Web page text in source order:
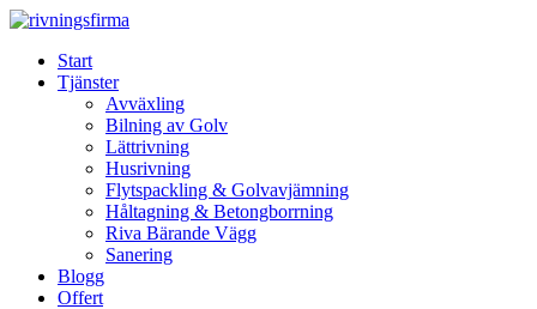
Skip
contentStart
Tjänster
Avväxling
Bilning av Golv
Lättrivning
Husrivning
Flytspackling & Golvavjämning
Håltagning & Betongborrning
Riva Bärande Vägg
Sanering
Blogg
Offert